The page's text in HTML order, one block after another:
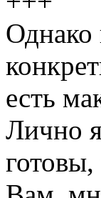
Однако
есть
Лично